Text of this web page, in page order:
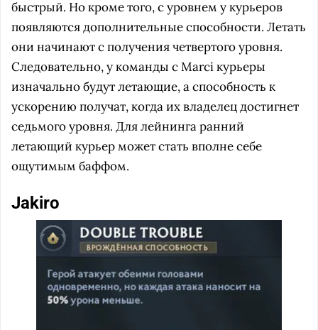
быстрый. Но кроме того, с уровнем у курьеров
появляются дополнительные способности. Летать
они начинают с получения четвертого уровня.
Следовательно, у команды с Marci курьеры
изначально будут летающие, а способность к
ускорению получат, когда их владелец достигнет
седьмого уровня. Для лейнинга ранний
летающий курьер может стать вполне себе
ощутимым баффом.
Jakiro